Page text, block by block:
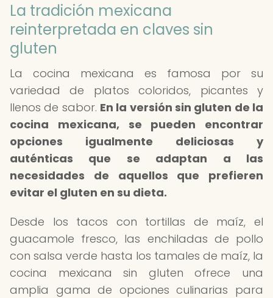
La tradición mexicana
reinterpretada en claves sin
gluten
La cocina mexicana es famosa por su
variedad de platos coloridos, picantes y
llenos de sabor. En la versión sin gluten de la
cocina mexicana, se pueden encontrar
opciones igualmente deliciosas y
auténticas que se adaptan a las
necesidades de aquellos que prefieren
evitar el gluten en su dieta.
Desde los tacos con tortillas de maíz, el
guacamole fresco, las enchiladas de pollo
con salsa verde hasta los tamales de maíz, la
cocina mexicana sin gluten ofrece una
amplia gama de opciones culinarias para